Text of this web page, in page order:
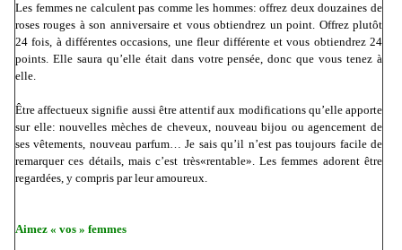
Les femmes ne calculent pas comme les hommes: offrez deux douzaines de
roses rouges à son anniversaire et vous obtiendrez un point. Offrez plutôt
24 fois, à différentes occasions, une fleur différente et vous obtiendrez 24
points. Elle saura qu’elle était dans votre pensée, donc que vous tenez à
elle.
Être affectueux signifie aussi être attentif aux modifications qu’elle apporte
sur elle: nouvelles mèches de cheveux, nouveau bijou ou agencement de
ses vêtements, nouveau parfum… Je sais qu’il n’est pas toujours facile de
remarquer ces détails, mais c’est très«rentable». Les femmes adorent être
regardées, y compris par leur amoureux.
Aimez « vos » femmes